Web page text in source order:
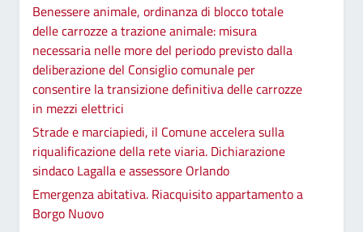
Benessere animale, ordinanza di blocco totale
delle carrozze a trazione animale: misura
necessaria nelle more del periodo previsto dalla
deliberazione del Consiglio comunale per
consentire la transizione definitiva delle carrozze
in mezzi elettrici
Strade e marciapiedi, il Comune accelera sulla
riqualificazione della rete viaria. Dichiarazione
sindaco Lagalla e assessore Orlando
Emergenza abitativa. Riacquisito appartamento a
Borgo Nuovo